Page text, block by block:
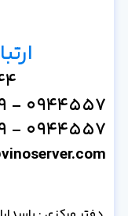
0944557 - 0919
0944557 - 0919